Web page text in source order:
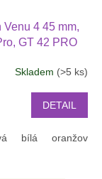
4 45 mm,
GT 42 PRO
Skladem (>5 ks)
DETAIL
bílá oranžová